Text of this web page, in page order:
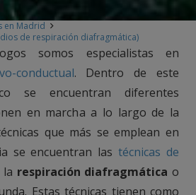
en Madrid
de respiración diafragmática)
somos especialistas en
conductual. Dentro de este
se encuentran diferentes
en marcha a lo largo de la
que más se emplean en
se encuentran lastécnicas de
la respiración diafragmáticao
Estas técnicas tienen como